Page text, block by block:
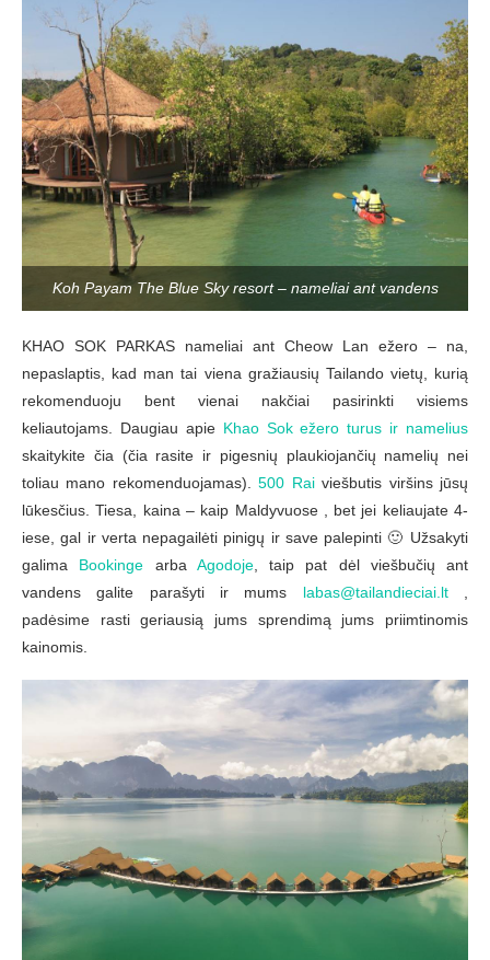
Koh Payam The Blue Sky resort – nameliai ant vandens
KHAO SOK PARKAS nameliai ant Cheow Lan ežero – na,
nepaslaptis, kad man tai viena gražiausių Tailando vietų, kurią
rekomenduoju bent vienai nakčiai pasirinkti visiems
keliautojams. Daugiau apieKhao Sok ežero turus ir namelius
skaitykite čia (čia rasite ir pigesnių plaukiojančių namelių nei
toliau mano rekomenduojamas).500 Raiviešbutis viršins jūsų
lūkesčius. Tiesa, kaina – kaip Maldyvuose , bet jei keliaujate 4-
iese, gal ir verta nepagailėti pinigų ir save palepinti 🙂 Užsakyti
galima Bookinge arba Agodoje, taip pat dėl viešbučių ant
vandens galite parašyti ir mums labas@tailandieciai.lt,
padėsime rasti geriausią jums sprendimą jums priimtinomis
kainomis.